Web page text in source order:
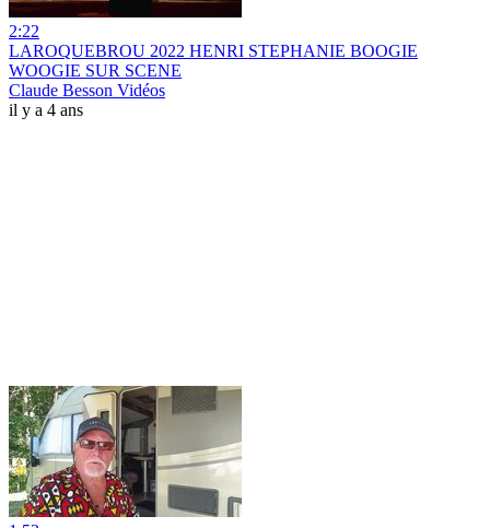
2:22
LAROQUEBROU 2022 HENRI STEPHANIE BOOGIE
WOOGIE SUR SCENE
Claude Besson Vidéos
il y a 4 ans